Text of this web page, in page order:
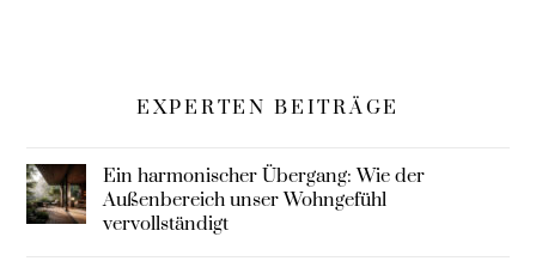
EXPERTEN BEITRÄGE
Ein harmonischer Übergang: Wie der
Außenbereich unser Wohngefühl
vervollständigt